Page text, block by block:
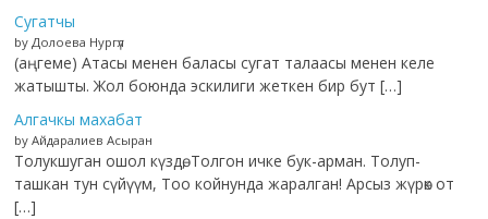
Сугатчы
by Долоева Нургүл
(аңгеме) Атасы менен баласы сугат талаасы менен келе
жатышты. Жол боюнда эскилиги жеткен бир бут […]
Алгачкы махабат
by Айдаралиев Асыран
Толукшуган ошол күздө, Толгон ичке бук-арман. Толуп-
ташкан тун сүйүүм, Тоо койнунда жаралган! Арсыз жүрөк от
[…]